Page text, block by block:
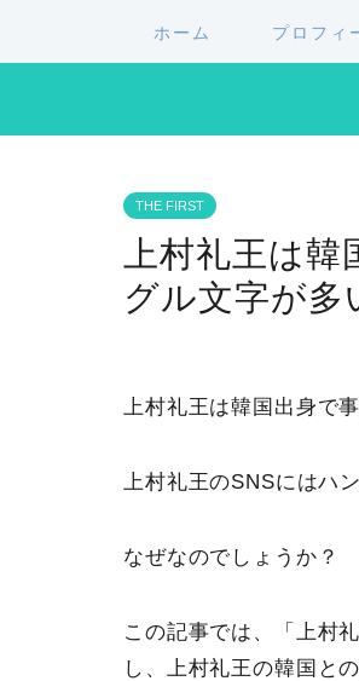
ホーム プロフィ
THE FIRST
上村礼王は
グル文字が多
上村礼王は韓国出身で
上村礼王のSNSにはハ
なぜなのでしょうか？
この記事では、「上村
し、上村礼王の韓国と